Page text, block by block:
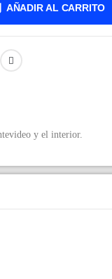
AÑADIR AL CARRITO
y el interior.